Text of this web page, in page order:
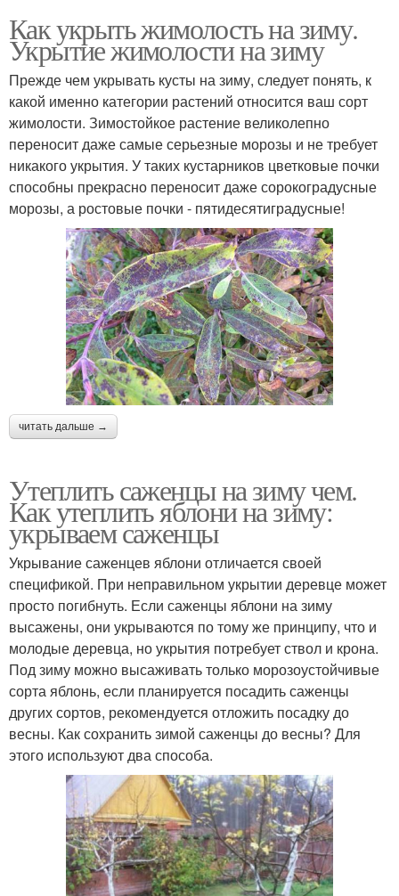
Как укрыть жимолость на зиму.
Укрытие жимолости на зиму
Прежде чем укрывать кусты на зиму, следует понять, к
какой именно категории растений относится ваш сорт
жимолости. Зимостойкое растение великолепно
переносит даже самые серьезные морозы и не требует
никакого укрытия. У таких кустарников цветковые почки
способны прекрасно переносит даже сорокоградусные
морозы, а ростовые почки - пятидесятиградусные!
читать дальше →
Утеплить саженцы на зиму чем.
Как утеплить яблони на зиму:
укрываем саженцы
Укрывание саженцев яблони отличается своей
спецификой. При неправильном укрытии деревце может
просто погибнуть. Если саженцы яблони на зиму
высажены, они укрываются по тому же принципу, что и
молодые деревца, но укрытия потребует ствол и крона.
Под зиму можно высаживать только морозоустойчивые
сорта яблонь, если планируется посадить саженцы
других сортов, рекомендуется отложить посадку до
весны. Как сохранить зимой саженцы до весны? Для
этого используют два способа.